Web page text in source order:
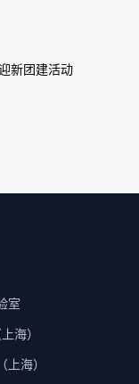
新团建活动
室
海）
海）